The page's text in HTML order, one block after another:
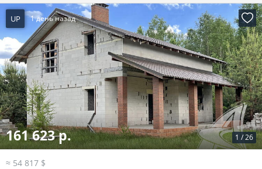
UP 1 день назад
1 /26
161 623 р.
≈ 54 817 $